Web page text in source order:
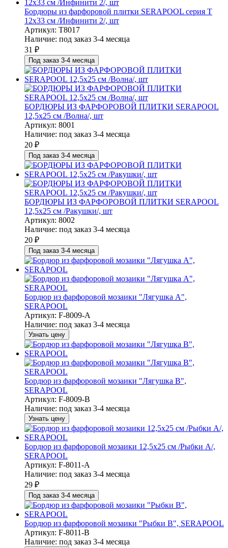
Бордюры из фарфоровой плитки SERAPOOL серия T
12х33 см /Инфинити 2/, шт
Артикул: T8017
Наличие: под заказ 3-4 месяца
31 ₽
Под заказ 3-4 месяца
БОРДЮРЫ ИЗ ФАРФОРОВОЙ ПЛИТКИ SERAPOOL
12,5х25 см /Волна/, шт
Артикул: 8001
Наличие: под заказ 3-4 месяца
20 ₽
Под заказ 3-4 месяца
БОРДЮРЫ ИЗ ФАРФОРОВОЙ ПЛИТКИ SERAPOOL
12,5х25 см /Ракушки/, шт
Артикул: 8002
Наличие: под заказ 3-4 месяца
20 ₽
Под заказ 3-4 месяца
Бордюр из фарфоровой мозаики "Лягушка А",
SERAPOOL
Артикул: F-8009-A
Наличие: под заказ 3-4 месяца
Узнать цену
Бордюр из фарфоровой мозаики "Лягушка B",
SERAPOOL
Артикул: F-8009-B
Наличие: под заказ 3-4 месяца
Узнать цену
Бордюр из фарфоровой мозаики 12,5х25 см /Рыбки A/,
SERAPOOL
Артикул: F-8011-A
Наличие: под заказ 3-4 месяца
29 ₽
Под заказ 3-4 месяца
Бордюр из фарфоровой мозаики "Рыбки B", SERAPOOL
Артикул: F-8011-B
Наличие: под заказ 3-4 месяца